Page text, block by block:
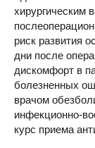
хирургическим
риск развития
дни после
дискомфорт в
болезненных
врачом
инфекционно-
курс приема